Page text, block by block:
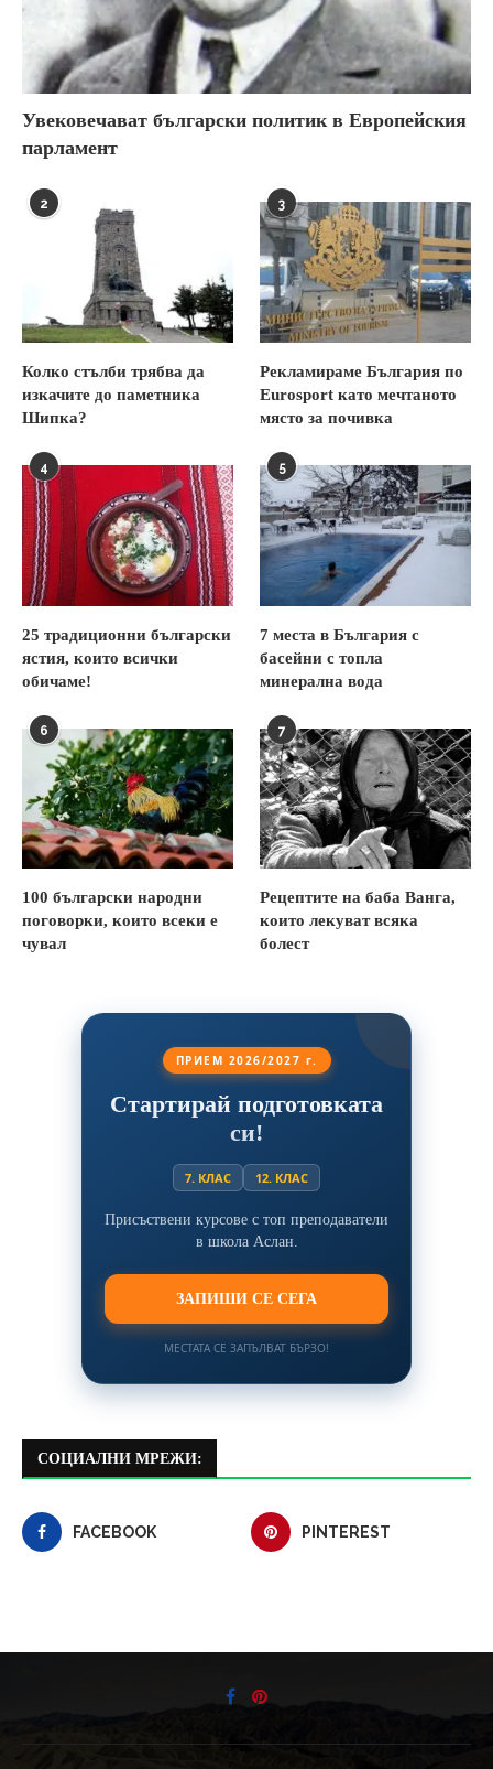
Увековечават български политик в Европейския
парламент
2
Колко стълби трябва да
изкачите до паметника
Шипка?
3
Рекламираме България по
Eurosport като мечтаното
място за почивка
4
25 традиционни български
ястия, които всички
обичаме!
5
7 места в България с
басейни с топла
минерална вода
6
100 български народни
поговорки, които всеки е
чувал
7
Рецептите на баба Ванга,
които лекуват всяка
болест
ПРИЕМ 2026/2027 г.
Стартирай подготовката
си!
7. КЛАС 12. КЛАС
Присъствени курсове с топ преподаватели
в школа Аслан.
ЗАПИШИ СЕ СЕГА
МЕСТАТА СЕ ЗАПЪЛВАТ БЪРЗО!
СОЦИАЛНИ МРЕЖИ:
FACEBOOK PINTEREST